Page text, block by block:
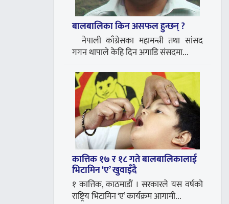
बालबालिका किन असफल हुन्छन् ?
नेपाली काँग्रेसका महामन्त्री तथा सांसद
गगन थापाले केहि दिन अगाडि संसदमा...
कात्तिक १७ र १८ गते बालबालिकालाई
भिटामिन ‘ए’ खुवाइँदै
१ कात्तिक, काठमाडौं । सरकारले यस वर्षको
राष्ट्रिय भिटामिन ‘ए’ कार्यक्रम आगामी...